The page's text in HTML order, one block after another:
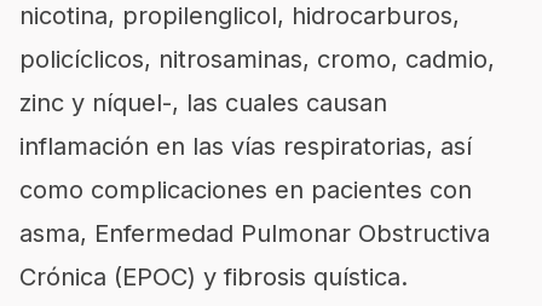
nicotina, propilenglicol, hidrocarburos,
policíclicos, nitrosaminas, cromo, cadmio,
zinc y níquel-, las cuales causan
inflamación en las vías respiratorias, así
como complicaciones en pacientes con
asma, Enfermedad Pulmonar Obstructiva
Crónica (EPOC) y fibrosis quística.